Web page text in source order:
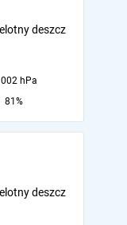
deszcz
hPa
81%
deszcz